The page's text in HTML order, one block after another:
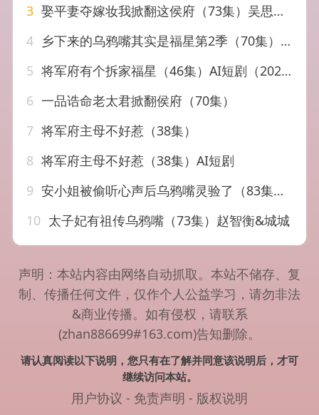
3 娶平妻夺嫁妆我掀翻这侯府（73集）吴思腾&黄子珺
4 乡下来的乌鸦嘴其实是福星第2季（70集）韩昕芮&王枫寻
5 将军府有个拆家福星（46集）AI短剧（2026）
6 一品诰命老太君掀翻侯府（70集）
7 将军府主母不好惹（38集）
8 将军府主母不好惹（38集）AI短剧
9 安小姐被偷听心声后乌鸦嘴灵验了（83集）杜子阳&耿池苏
10 太子妃有祖传乌鸦嘴（73集）赵智衡&城城
声明：本站内容由网络自动抓取。本站不储存、复
制、传播任何文件，仅作个人公益学习，请勿非法
&商业传播。如有侵权，请联系
(zhan886699#163.com)告知删除。
请认真阅读以下说明，您只有在了解并同意该说明后，才可
继续访问本站。
用户协议 - 免责声明 - 版权说明